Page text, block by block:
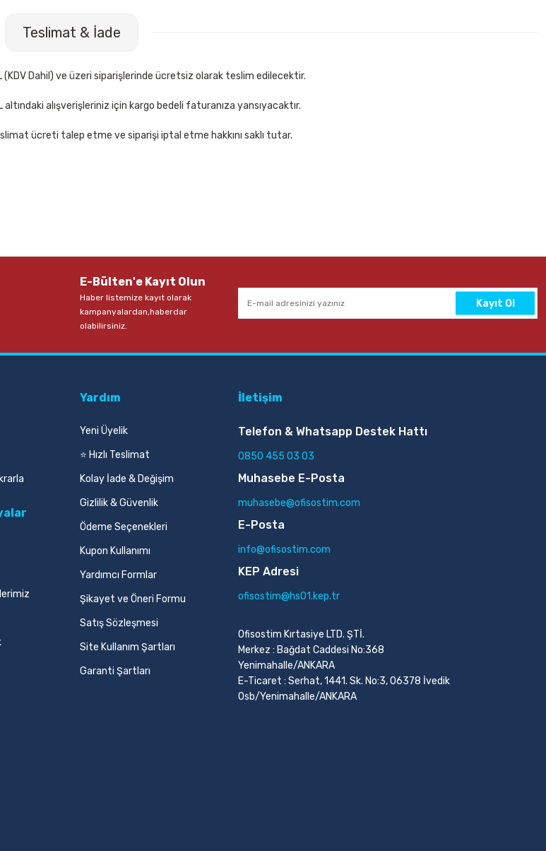
Sepete Ekle
9 Parça Siyah-Kırmızı Lüx Şeritli Sümen Takımı Osaka OP342 0,7 mm Neon Renkler Versatil Kalem
Teslimat & İade
Dahil) ve üzeri siparişlerinde ücretsiz olarak teslim edilecektir.
alışverişleriniz için kargo bedeli faturanıza yansıyacaktır.
ücreti talep etme ve siparişi iptal etme hakkını saklı tutar.
E-Bülten'e Kayıt Olun
Haber listemize kayıt olarak
kampanyalardan,haberdar
olabilirsiniz.
Kayıt Ol
Yardım
Yeni Üyelik
⭐ Hızlı Teslimat
Kolay İade & Değişim
Gizlilik & Güvenlik
Ödeme Seçenekleri
Kupon Kullanımı
Yardımcı Formlar
Şikayet ve Öneri Formu
Satış Sözleşmesi
Site Kullanım Şartları
Garanti Şartları
İletişim
Telefon & Whatsapp Destek Hattı
0850 455 03 03
Muhasebe E-Posta
muhasebe@ofisostim.com
E-Posta
info@ofisostim.com
KEP Adresi
ofisostim@hs01.kep.tr
Ofisostim Kırtasiye LTD. ŞTİ.
Merkez : Bağdat Caddesi No:368
Yenimahalle/ANKARA
E-Ticaret : Serhat, 1441. Sk. No:3, 06378 İvedik
Osb/Yenimahalle/ANKARA